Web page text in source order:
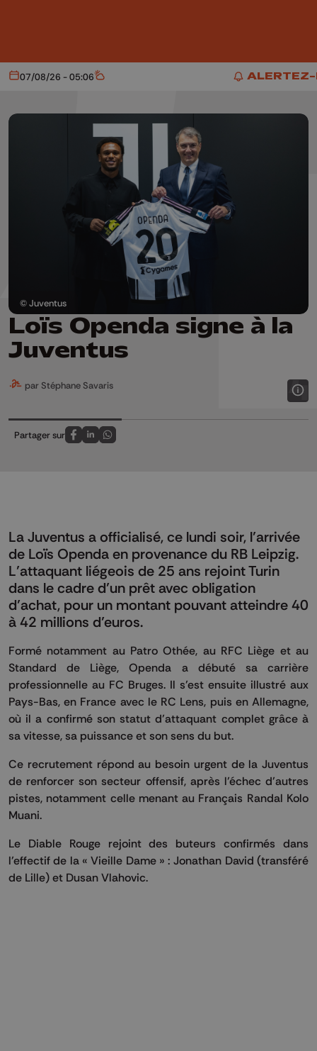
ALERTEZ-
ALERTEZ-
Aujourd'hui
07/08/26 - 05:06 Météo
Loïs Openda signe à la
Juventus
par Stéphane Savaris
Partager sur
Partagez sur FaceBook
Partagez sur LinkedIn
Partagez sur Whatsapp
© Juventus
La Juventus a officialisé, ce lundi soir, l’arrivée
de Loïs Openda en provenance du RB Leipzig.
L’attaquant liégeois de 25 ans rejoint Turin
dans le cadre d’un prêt avec obligation
d’achat, pour un montant pouvant atteindre 40
à 42 millions d’euros.
Formé notamment au Patro Othée, au RFC Liège et au
Standard de Liège, Openda a débuté sa carrière
professionnelle au FC Bruges. Il s’est ensuite illustré aux
Pays-Bas, en France avec le RC Lens, puis en Allemagne,
où il a confirmé son statut d’attaquant complet grâce à
sa vitesse, sa puissance et son sens du but.
Ce recrutement répond au besoin urgent de la Juventus
de renforcer son secteur offensif, après l’échec d’autres
pistes, notamment celle menant au Français Randal Kolo
Muani.
Le Diable Rouge rejoint des buteurs confirmés dans
l’effectif de la « Vieille Dame » : Jonathan David (transféré
de Lille) et Dusan Vlahovic.